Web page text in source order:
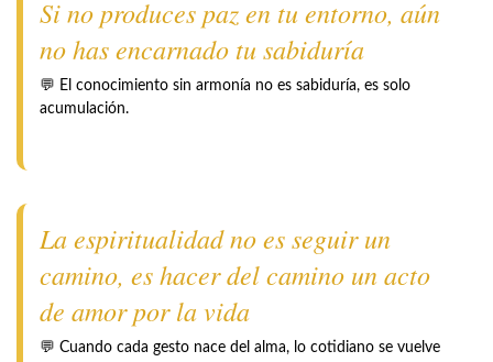
Si no produces paz en tu entorno, aún
no has encarnado tu sabiduría
💬 El conocimiento sin armonía no es sabiduría, es solo
acumulación.
La espiritualidad no es seguir un
camino, es hacer del camino un acto
de amor por la vida
💬 Cuando cada gesto nace del alma, lo cotidiano se vuelve